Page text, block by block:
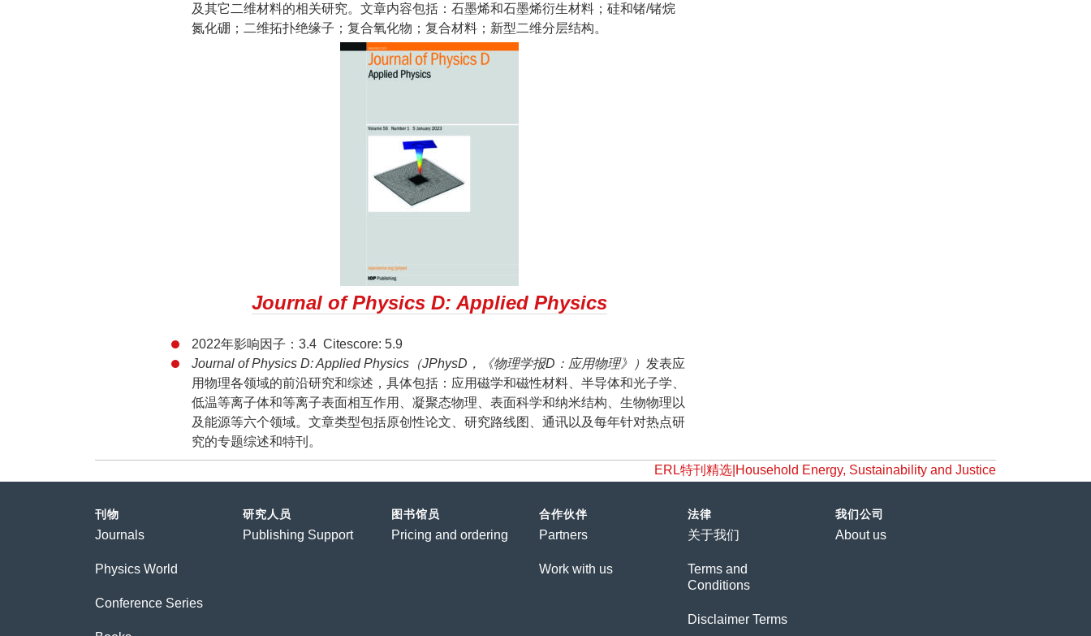
及其它二维材料的相关研究。文章内容包括：石墨烯和石墨烯衍生材料；硅和锗/锗烷
氮化硼；二维拓扑绝缘子；复合氧化物；复合材料；新型二维分层结构。
Journal of Physics D: Applied Physics
2022年影响因子：3.4 Citescore: 5.9
Journal of Physics D: Applied Physics（JPhysD，《物理学报D：应用物理》） 发表应
用物理各领域的前沿研究和综述，具体包括：应用磁学和磁性材料、半导体和光子学、
低温等离子体和等离子表面相互作用、凝聚态物理、表面科学和纳米结构、生物物理以
及能源等六个领域。文章类型包括原创性论文、研究路线图、通讯以及每年针对热点研
究的专题综述和特刊。
ERL特刊精选|Household Energy, Sustainability and Justice
刊物
Journals
Physics World
Conference Series
研究人员
Publishing Support
图书馆员
Pricing and ordering
合作伙伴
Partners
Work with us
法律
关于我们
Terms and
Conditions
Disclaimer Terms
我们公司
About us